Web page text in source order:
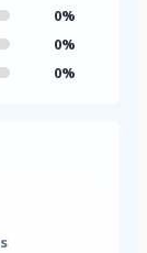
0%
0%
0%